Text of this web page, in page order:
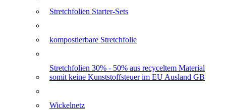
Stretchfolien Starter-Sets
kompostierbare Stretchfolie
Stretchfolien 30% - 50% aus recyceltem Material
somit keine Kunststoffsteuer im EU Ausland GB
Wickelnetz